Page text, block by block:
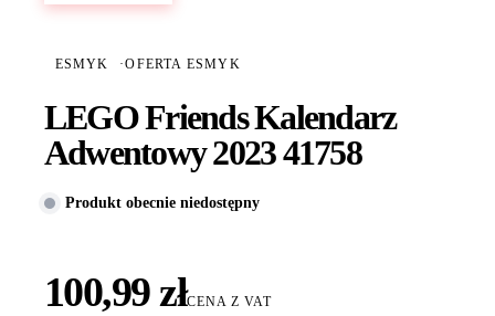
ESMYK ·OFERTA ESMYK
LEGO Friends Kalendarz
Adwentowy 2023 41758
Produkt obecnie niedostępny
100,99 złCENA Z VAT